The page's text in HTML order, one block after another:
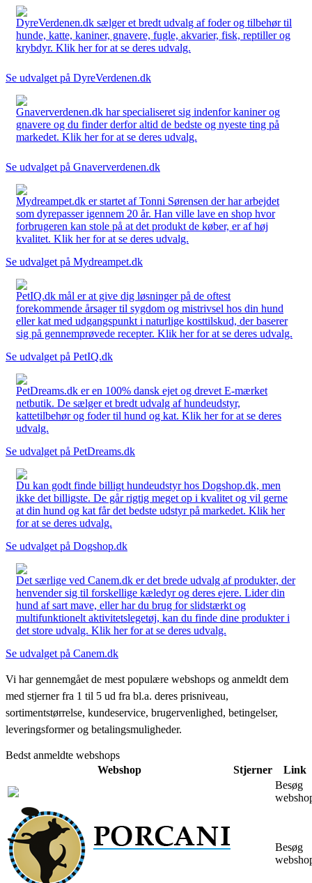
DyreVerdenen.dk sælger et bredt udvalg af foder og tilbehør til
hunde, katte, kaniner, gnavere, fugle, akvarier, fisk, reptiller og
krybdyr. Klik her for at se deres udvalg.
Se udvalget på DyreVerdenen.dk
Gnaververdenen.dk har specialiseret sig indenfor kaniner og
gnavere og du finder derfor altid de bedste og nyeste ting på
markedet. Klik her for at se deres udvalg.
Se udvalget på Gnaververdenen.dk
Mydreampet.dk er startet af Tonni Sørensen der har arbejdet
som dyrepasser igennem 20 år. Han ville lave en shop hvor
forbrugeren kan stole på at det produkt de køber, er af høj
kvalitet. Klik her for at se deres udvalg.
Se udvalget på Mydreampet.dk
PetIQ.dk mål er at give dig løsninger på de oftest
forekommende årsager til sygdom og mistrivsel hos din hund
eller kat med udgangspunkt i naturlige kosttilskud, der baserer
sig på gennemprøvede recepter. Klik her for at se deres udvalg.
Se udvalget på PetIQ.dk
PetDreams.dk er en 100% dansk ejet og drevet E-mærket
netbutik. De sælger et bredt udvalg af hundeudstyr,
kattetilbehør og foder til hund og kat. Klik her for at se deres
udvalg.
Se udvalget på PetDreams.dk
Du kan godt finde billigt hundeudstyr hos Dogshop.dk, men
ikke det billigste. De går rigtig meget op i kvalitet og vil gerne
at din hund og kat får det bedste udstyr på markedet. Klik her
for at se deres udvalg.
Se udvalget på Dogshop.dk
Det særlige ved Canem.dk er det brede udvalg af produkter, der
henvender sig til forskellige kæledyr og deres ejere. Lider din
hund af sart mave, eller har du brug for slidstærkt og
multifunktionelt aktivitetslegetøj, kan du finde dine produkter i
det store udvalg. Klik her for at se deres udvalg.
Se udvalget på Canem.dk
Vi har gennemgået de mest populære webshops og anmeldt dem
med stjerner fra 1 til 5 ud fra bl.a. deres prisniveau,
sortimentstørrelse, kundeservice, brugervenlighed, betingelser,
leveringsformer og betalingsmuligheder.
Bedst anmeldte webshops
Webshop
Stjerner
Link
Besøg
Besøg